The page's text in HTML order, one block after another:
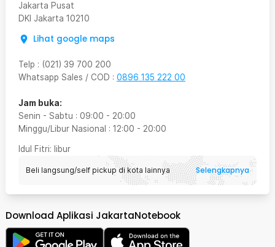
Jakarta Pusat
DKI Jakarta 10210
Lihat google maps
Telp : (021) 39 700 200
Whatsapp Sales / COD : 0896 135 222 00
Jam buka:
Senin - Sabtu : 09:00 - 20:00
Minggu/Libur Nasional : 12:00 - 20:00
Idul Fitri: libur
Beli langsung/self pickup di kota lainnya Selengkapnya
Download Aplikasi JakartaNotebook